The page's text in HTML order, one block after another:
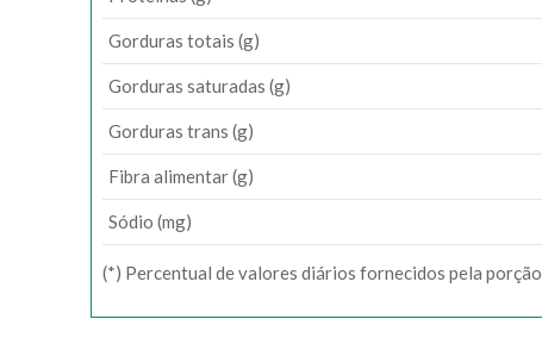
Gorduras totais (g)
Gorduras saturadas (g)
Gorduras trans (g)
Fibra alimentar (g)
Sódio (mg)
(*) Percentual de valores diários fornecidos pela porção